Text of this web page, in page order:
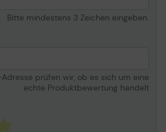
Bitte mindestens 3 Zeichen eingeben.
prüfen wir, ob es sich um eine
echte Produktbewertung handelt